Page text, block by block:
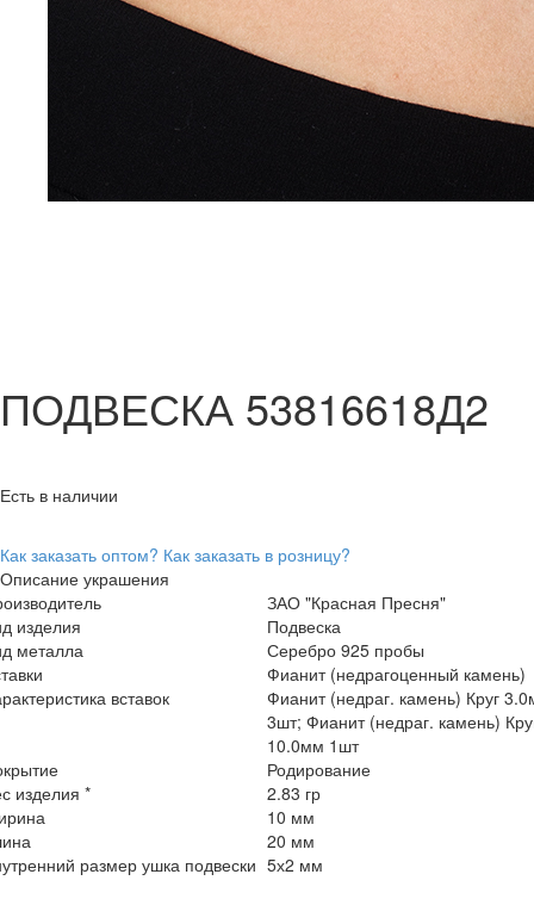
ПОДВЕСКА 53816618Д2
Есть в наличии
Как заказать оптом? Как заказать в розницу?
Описание украшения
ЗАО "Красная Пресня"
изделия
Подвеска
металла
Серебро 925 пробы
Фианит (недрагоценный камень)
вставок
Фианит (недраг. камень) Круг
3шт; Фианит (недраг. камень)
10.0мм 1шт
Родирование
изделия *
2.83 гр
10 мм
20 мм
размер ушка подвески 5х2 мм